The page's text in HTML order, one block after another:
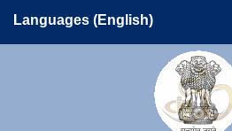
Languages (English)